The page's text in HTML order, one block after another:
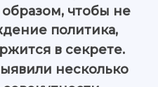
чтобы не
политика,
в секрете.
несколько